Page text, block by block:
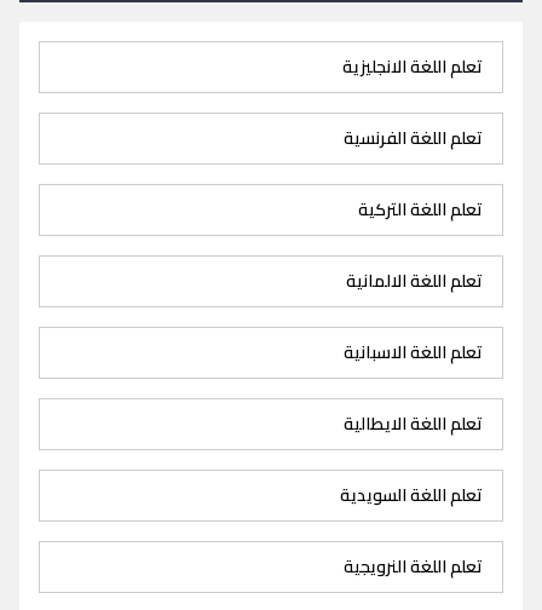
تعلم اللغة الانجليزية
تعلم اللغة الفرنسية
تعلم اللغة التركية
تعلم اللغة الالمانية
تعلم اللغة الاسبانية
تعلم اللغة الايطالية
تعلم اللغة السويدية
تعلم اللغة النرويجية